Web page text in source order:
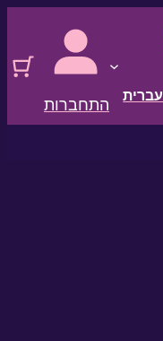
עברית התחברות